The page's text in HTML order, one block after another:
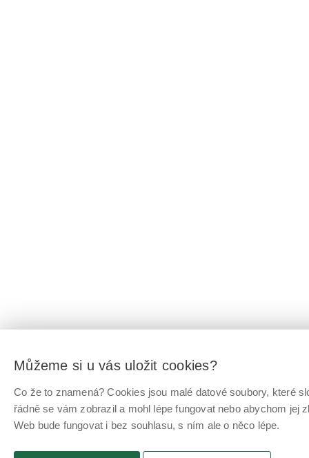
Můžeme si u vás uložit cookies?
Co že to znamená? Cookies jsou malé datové soubory, které
řádně se vám zobrazil a mohl lépe fungovat nebo abychom
Web bude fungovat i bez souhlasu, s ním ale o něco lépe.